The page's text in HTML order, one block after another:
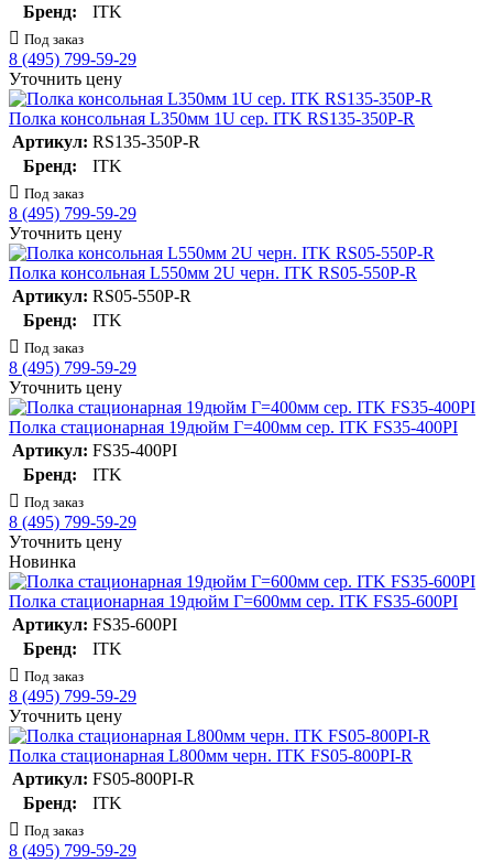
Бренд:
ITK
Под заказ
8 (495) 799-59-29
Уточнить цену
Полка консольная L350мм 1U сер. ITK RS135-350P-R
Артикул: RS135-350P-R
Бренд:
ITK
Под заказ
8 (495) 799-59-29
Уточнить цену
Полка консольная L550мм 2U черн. ITK RS05-550P-R
Артикул: RS05-550P-R
Бренд:
ITK
Под заказ
8 (495) 799-59-29
Уточнить цену
Полка стационарная 19дюйм Г=400мм сер. ITK FS35-400PI
Артикул: FS35-400PI
Бренд:
ITK
Под заказ
8 (495) 799-59-29
Уточнить цену
Новинка
Полка стационарная 19дюйм Г=600мм сер. ITK FS35-600PI
Артикул: FS35-600PI
Бренд:
ITK
Под заказ
8 (495) 799-59-29
Уточнить цену
Полка стационарная L800мм черн. ITK FS05-800PI-R
Артикул: FS05-800PI-R
Бренд:
ITK
Под заказ
8 (495) 799-59-29